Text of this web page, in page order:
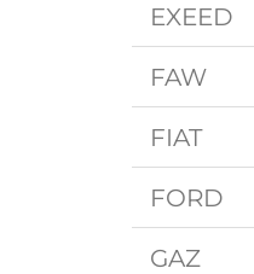
EXEED
FAW
FIAT
FORD
GAZ